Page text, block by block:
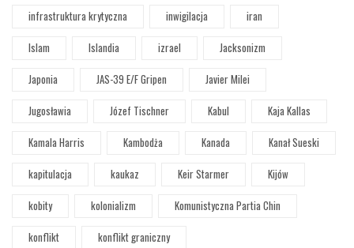
infrastruktura krytyczna
inwigilacja
iran
Islam
Islandia izrael
Jacksonizm
Japonia
JAS-39 E/F Gripen
Javier Milei
Jugosławia
Józef Tischner Kabul
Kaja Kallas
Kamala Harris
Kambodża Kanada
Kanał Sueski
kapitulacja
kaukaz Keir Starmer
Kijów
kobity
kolonializm
Komunistyczna Partia Chin
konflikt
konflikt graniczny